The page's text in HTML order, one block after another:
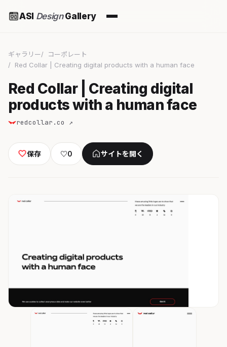
ASI DesignGallery
ギャラリー
コーポレート
Red Collar | Creating digital products with a human face
Red Collar | Creating digital
products with a human face
redcollar.co ↗
保存 ♡0 サイトを開く